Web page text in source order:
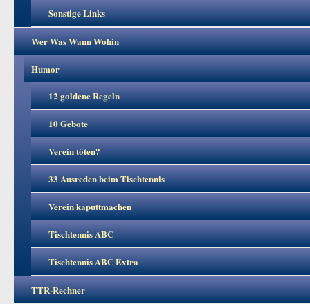
Sonstige Links
Wer Was Wann Wohin
Humor
12 goldene Regeln
10 Gebote
Verein töten?
33 Ausreden beim Tischtennis
Verein kaputtmachen
Tischtennis ABC
Tischtennis ABC Extra
TTR-Rechner